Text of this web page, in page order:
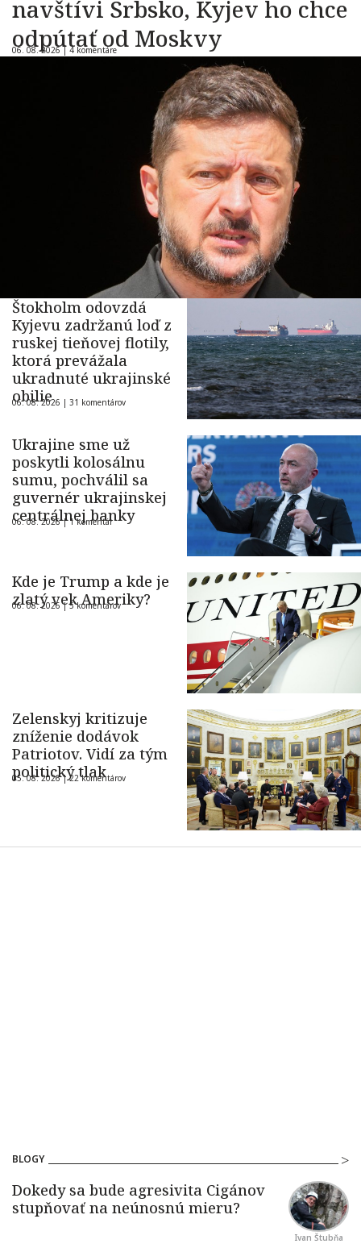
navštívi Srbsko, Kyjev ho chce
odpútať od Moskvy
06. 08. 2026 | 4 komentáre
Štokholm odovzdá
Kyjevu zadržanú loď z
ruskej tieňovej flotily,
ktorá prevážala
ukradnuté ukrajinské
obilie
06. 08. 2026 | 31 komentárov
Ukrajine sme už
poskytli kolosálnu
sumu, pochválil sa
guvernér ukrajinskej
centrálnej banky
06. 08. 2026 |1 komentár
Kde je Trump a kde je
zlatý vek Ameriky?
06. 08. 2026 |5 komentárov
Zelenskyj kritizuje
zníženie dodávok
Patriotov. Vidí za tým
politický tlak
05. 08. 2026 |22 komentárov
BLOGY
Ivan Štubňa